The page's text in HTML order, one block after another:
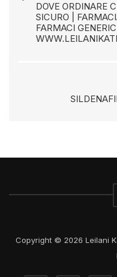
DOVE ORDINARE
SICURO |
FARMACI GENERICI
Copyright © 2026 Leilani